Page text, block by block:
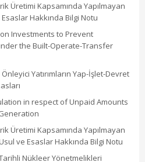
Üretimi Kapsamında Yapılmayan
Hakkında Bilgi Notu
Investments to Prevent
the Built-Operate-Transfer
Yatırımların Yap-İşlet-Devret
in respect of Unpaid Amounts
Üretimi Kapsamında Yapılmayan
ve Esaslar Hakkında Bilgi Notu
Nükleer Yönetmelikleri